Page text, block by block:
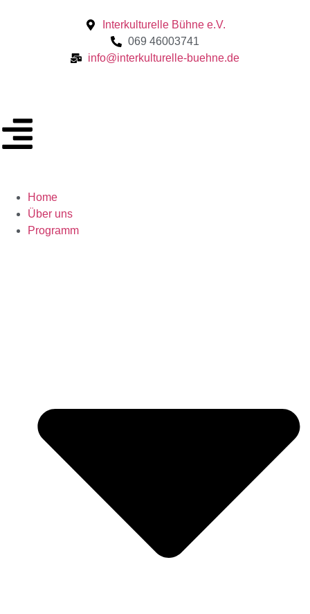
Interkulturelle Bühne e.V.
069 46003741
info@interkulturelle-buehne.de
Home
Über uns
Programm